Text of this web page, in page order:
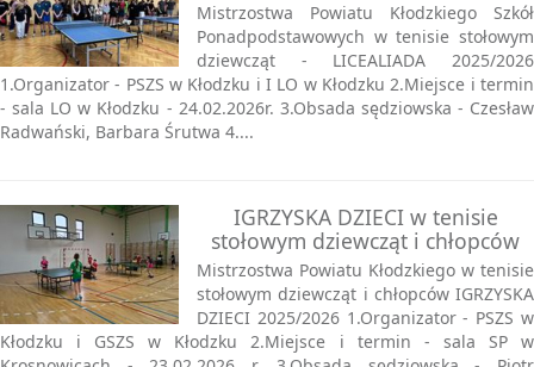
Mistrzostwa Powiatu Kłodzkiego Szkół
Ponadpodstawowych w tenisie stołowym
dziewcząt - LICEALIADA 2025/2026
1.Organizator - PSZS w Kłodzku i I LO w Kłodzku 2.Miejsce i termin
- sala LO w Kłodzku - 24.02.2026r. 3.Obsada sędziowska - Czesław
Radwański, Barbara Śrutwa 4....
IGRZYSKA DZIECI w tenisie
stołowym dziewcząt i chłopców
Mistrzostwa Powiatu Kłodzkiego w tenisie
stołowym dziewcząt i chłopców IGRZYSKA
DZIECI 2025/2026 1.Organizator - PSZS w
Kłodzku i GSZS w Kłodzku 2.Miejsce i termin - sala SP w